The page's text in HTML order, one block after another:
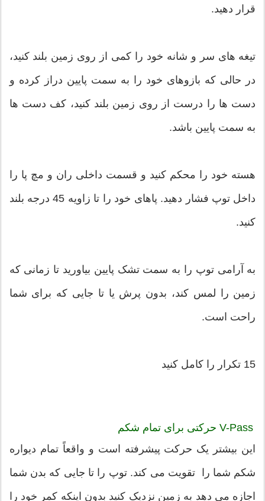
قرار دهید.
تیغه های سر و شانه خود را کمی از روی زمین بلند کنید،
در حالی که بازوهای خود را به سمت پایین دراز کرده و
دست ها را درست از روی زمین بلند کنید، کف دست ها
به سمت پایین باشد.
هسته خود را محکم کنید و قسمت داخلی ران و مچ پا را
داخل توپ فشار دهید. پاهای خود را تا زاویه 45 درجه بلند
کنید.
به آرامی توپ را به سمت تشک پایین بیاورید تا زمانی که
زمین را لمس کند، بدون پرش یا تا جایی که برای شما
راحت است.
15 تکرار را کامل کنید
V-Pass حرکتی برای تمام شکم
این بیشتر یک حرکت پیشرفته است و واقعاً تمام دیواره
شکم شما را تقویت می کند. توپ را تا جایی که بدن شما
اجازه می دهد به زمین نزدیک کنید بدون اینکه کمر خود را